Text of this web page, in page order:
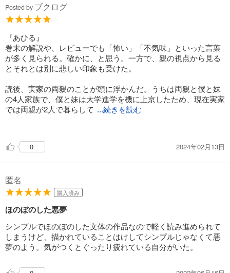
追記●すみません、紹介してたの、オードリーの若林さんでし
た
Posted by ブクログ
『あひる』
巻末の解説や、レビューでも「怖い」「不気味」といった言葉
が多く見られる。確かに、と思う。一方で、親の視点から見る
とそれとは別に悲しい印象も受けた。
読後、実家の両親のことが頭に浮かんだ。うちは両親と僕と妹
の4人家族で、僕と妹は大学進学を機に上京したため、現在実家
では両親が2人で暮らして ...続きを読む
小さい頃、ペットが欲しい、犬か猫がいいと両親にねだった。
家の外で飼うのはかわいそうだから家の中で飼いたいとお願い
ところが僕と妹が実家を離れてから、両親は家の中で猫を飼い
だした。里親募集で貰った猫や、野良の子猫など、どんどん増
えて4匹になった。猫は家具や壁を引っ掻き回すし、粗相をする
子もいて、たまに帰る実家は以前より荒れている。両親はあま
り気にしていないようで、一応作った家族のグループラインに
は可愛い猫の写真がたまに送られてくる。
年末は必ず帰っていた実家に、去年は帰らなかった。実家とい
うのは意外とやることもなく退屈だ。だけど今年は、猫に会い
0 2024年02月13日
匿名
購入済み
ほのぼのした悪夢
シンプルでほのぼのした文体の作品なので軽く読み進められて
しまうけど、描かれていることはけしてシンプルじゃなくて悪
夢のよう。気がつくとぐったり疲れている自分がいた。